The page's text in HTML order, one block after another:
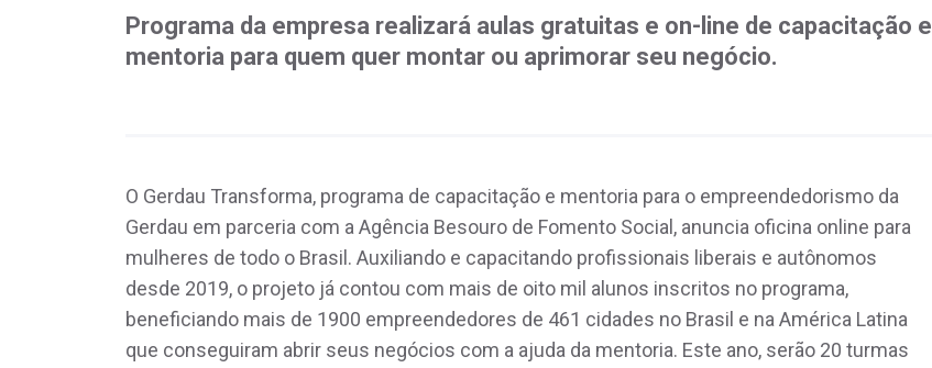
Programa da empresa realizará aulas gratuitas e on-line de capacitação e
mentoria para quem quer montar ou aprimorar seu negócio.
O Gerdau Transforma, programa de capacitação e mentoria para o empreendedorismo da
Gerdau em parceria com a Agência Besouro de Fomento Social, anuncia oficina online para
mulheres de todo o Brasil. Auxiliando e capacitando profissionais liberais e autônomos
desde 2019, o projeto já contou com mais de oito mil alunos inscritos no programa,
beneficiando mais de 1900 empreendedores de 461 cidades no Brasil e na América Latina
que conseguiram abrir seus negócios com a ajuda da mentoria. Este ano, serão 20 turmas